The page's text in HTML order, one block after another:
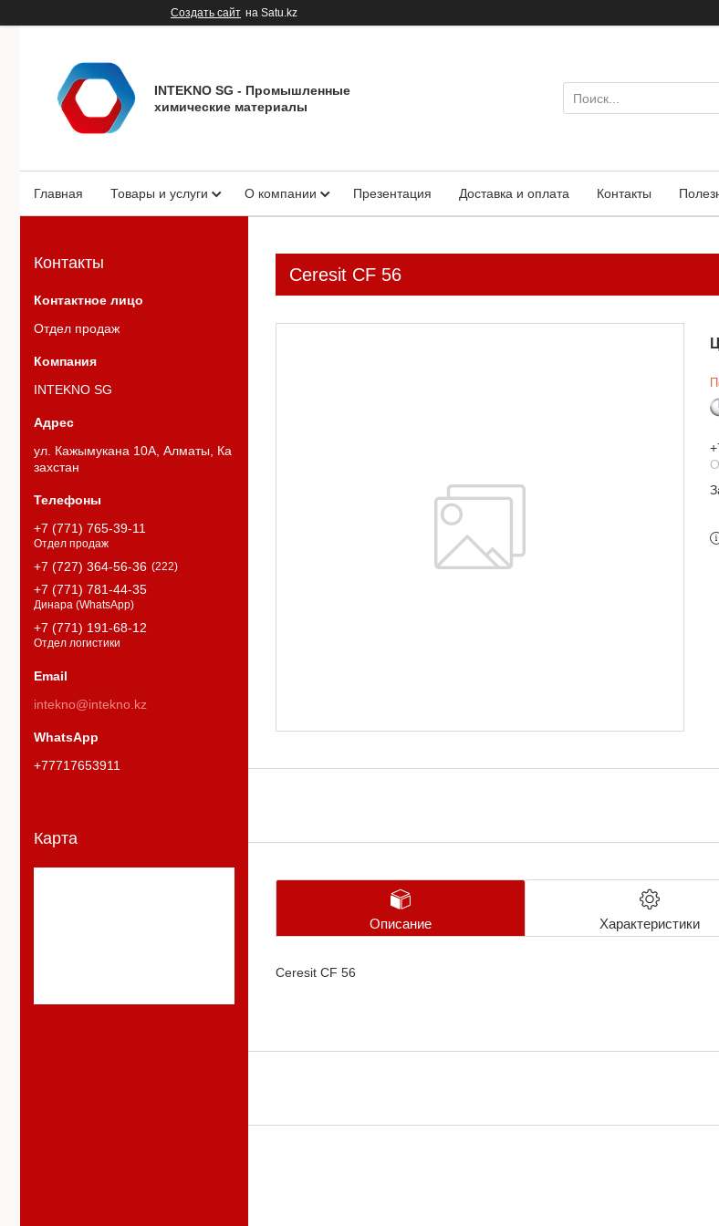
Создать сайт на Satu.kz
INTEKNO SG - Промышленные
химические материалы
Главная Товары и услуги О компании Презентация Доставка и оплата Контакты
Ceresit CF 56
Описание Характеристики
Ceresit CF 56
Контакты
Отдел продаж
INTEKNO SG
ул. Кажымукана 10А, Алматы, Ка
захстан
+7 (771) 765-39-11
Отдел продаж
+7 (727) 364-56-36 222
+7 (771) 781-44-35
Динара (WhatsApp)
+7 (771) 191-68-12
Отдел логистики
intekno@intekno.kz
+77717653911
Карта